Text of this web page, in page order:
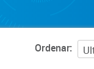
Ordenar